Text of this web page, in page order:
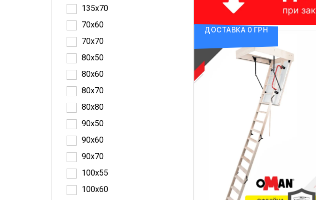
135x70
70x60
70x70
80x50
80x60
80x70
80x80
90x50
90x60
90x70
100x55
100x60
ДОСТАВКА 0 ГРН